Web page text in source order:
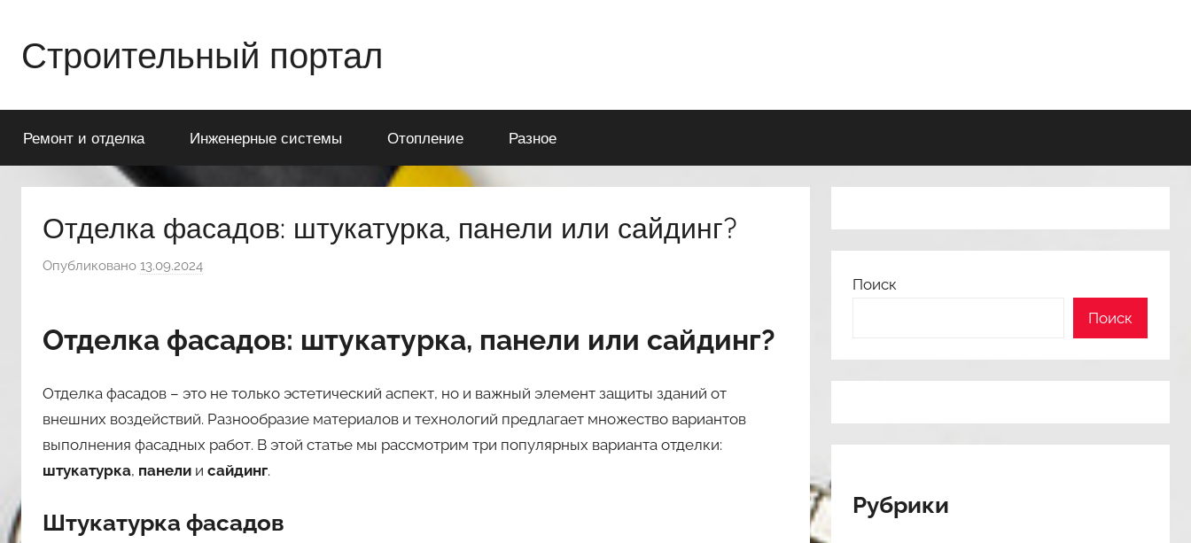
содержимому
Строительный портал
Ремонт и отделка Инженерные системы Отопление Разное
Отделка фасадов: штукатурка, панели или сайдинг?
Опубликовано 13.09.2024
о
м
n
a
s
i
Отделка фасадов: штукатурка, панели или сайдинг?
Отделка фасадов – это не только эстетический аспект, но и важный элемент защиты зданий от
внешних воздействий. Разнообразие материалов и технологий предлагает множество вариантов
выполнения фасадных работ. В этой статье мы рассмотрим три популярных варианта отделки:
штукатурка, панели и сайдинг.
Штукатурка фасадов
Поиск
Поиск
Рубрики